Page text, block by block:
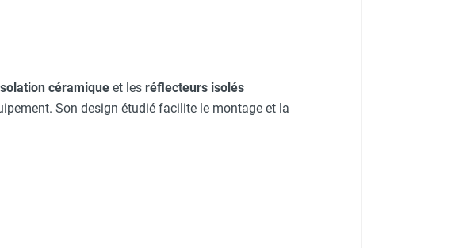
céramique et les réflecteurs isolés
Son design étudié facilite le montage et la